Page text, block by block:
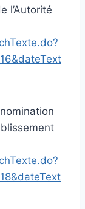
l’Autorité